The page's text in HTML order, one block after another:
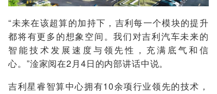
“未来在该超算的加持下，吉利每一个模块的提升
都将有更多的想象空间。我们对吉利汽车未来的
智能技术发展速度与领先性，充满底气和信
心。”淦家阅在2月4日的内部讲话中说。
吉利星睿智算中心拥有10余项行业领先的技术，